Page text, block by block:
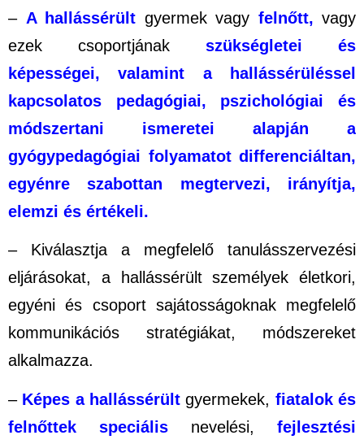
– A hallássérült gyermek vagy felnőtt, vagy
ezek csoportjának szükségletei és
képességei, valamint a hallássérüléssel
kapcsolatos pedagógiai, pszichológiai és
módszertani ismeretei alapján a
gyógypedagógiai folyamatot differenciáltan,
egyénre szabottan megtervezi, irányítja,
elemzi és értékeli.
– Kiválasztja a megfelelő tanulásszervezési
eljárásokat, a hallássérült személyek életkori,
egyéni és csoport sajátosságoknak megfelelő
kommunikációs stratégiákat, módszereket
alkalmazza.
– Képes a hallássérült gyermekek, fiatalok és
felnőttek speciális nevelési, fejlesztési